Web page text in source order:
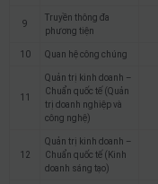
9
Truyền thông đa
phương tiện
10 Quan hệ công chúng
11
Quản trị kinh doanh –
Chuẩn quốc tế (Quản
trị doanh nghiệp và
công nghệ)
12
Quản trị kinh doanh –
Chuẩn quốc tế (Kinh
doanh sáng tạo)